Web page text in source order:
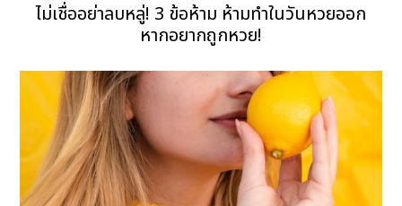
ไม่เชื่ออย่าลบหลู่! 3 ข้อห้าม ห้ามทำในวันหวยออก
หากอยากถูกหวย!